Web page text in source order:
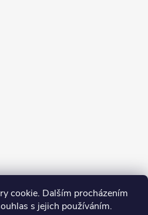
cookie. Dalším procházením
s jejich používáním.